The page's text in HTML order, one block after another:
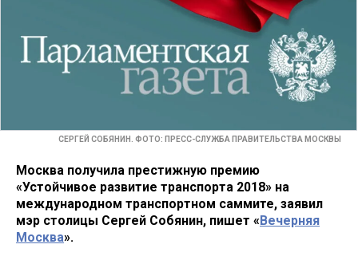
СЕРГЕЙ СОБЯНИН. ФОТО: ПРЕСС-СЛУЖБА ПРАВИТЕЛЬСТВА МОСКВЫ
Москва получила престижную премию
«Устойчивое развитие транспорта 2018» на
международном транспортном саммите, заявил
мэр столицы Сергей Собянин, пишет «Вечерняя
Москва».